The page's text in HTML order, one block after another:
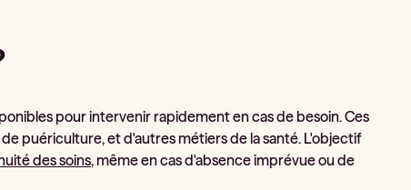
pour intervenir rapidement en cas de besoin. Ces
puériculture, et d'autres métiers de la santé. L'objectif
des soins, même en cas d'absence imprévue ou de